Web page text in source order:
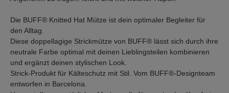
Die BUFF® Knitted Hat Mütze ist dein optimaler Begleiter für
den Alltag.
Diese doppellagige Strickmütze von BUFF® lässt sich durch ihre
neutrale Farbe optimal mit deinen Lieblingsteilen kombinieren
und ergänzt deinen stylischen Look.
Strick-Produkt für Kälteschutz mit Stil. Vom BUFF®-Designteam
entworfen in Barcelona.